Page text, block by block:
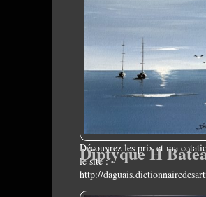
Découvrez les prix et ma
le site :
http://
Diptyque H